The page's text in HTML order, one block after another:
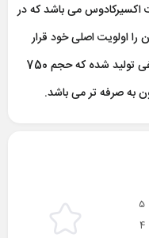
اکسیرکادوس می باشد که در
اولویت اصلی خود قرار
داده است. این محصول در حجم های مختلفی تولید شده که حجم 750
به صرفه تر می باشد.
5
4